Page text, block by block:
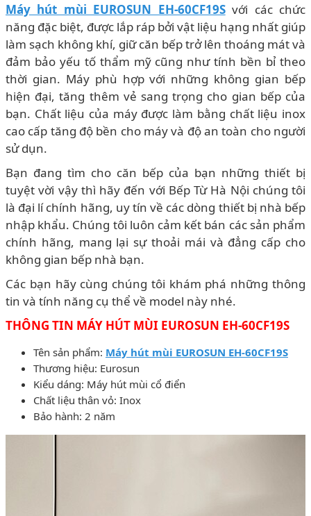
Máy hút mùi EUROSUN EH-60CF19S với các chức
năng đặc biệt, được lắp ráp bởi vật liệu hạng nhất giúp
làm sạch không khí, giữ căn bếp trở lên thoáng mát và
đảm bảo yếu tố thẩm mỹ cũng như tính bền bỉ theo
thời gian. Máy phù hợp với những không gian bếp
hiện đại, tăng thêm vẻ sang trọng cho gian bếp của
bạn. Chất liệu của máy được làm bằng chất liệu inox
cao cấp tăng độ bền cho máy và độ an toàn cho người
sử dụn.
Bạn đang tìm cho căn bếp của bạn những thiết bị
tuyệt vời vậy thì hãy đến với Bếp Từ Hà Nội chúng tôi
là đại lí chính hãng, uy tín về các dòng thiết bị nhà bếp
nhập khẩu. Chúng tôi luôn cảm kết bán các sản phẩm
chính hãng, mang lại sự thoải mái và đẳng cấp cho
không gian bếp nhà bạn.
Các bạn hãy cùng chúng tôi khám phá những thông
tin và tính năng cụ thể về model này nhé.
THÔNG TIN MÁY HÚT MÙI EUROSUN EH-60CF19S
Tên sản phẩm: Máy hút mùi EUROSUN EH-60CF19S
Thương hiệu: Eurosun
Kiểu dáng: Máy hút mùi cổ điển
Chất liệu thân vỏ: Inox
Bảo hành: 2 năm